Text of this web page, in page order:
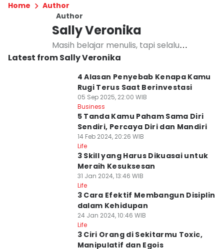
Home
Author
Author
Sally Veronika
Masih belajar menulis, tapi selalu
bersemangat dalam berbagi cerita yang
Latest from Sally Veronika
4 Alasan Penyebab Kenapa Kamu
Rugi Terus Saat Berinvestasi
05 Sep 2025, 22:00 WIB
Business
5 Tanda Kamu Paham Sama Diri
Sendiri, Percaya Diri dan Mandiri
14 Feb 2024, 20:26 WIB
Life
3 Skill yang Harus Dikuasai untuk
Meraih Kesuksesan
31 Jan 2024, 13:46 WIB
Life
3 Cara Efektif Membangun Disiplin
dalam Kehidupan
24 Jan 2024, 10:46 WIB
Life
3 Ciri Orang di Sekitarmu Toxic,
Manipulatif dan Egois